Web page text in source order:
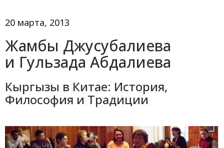
20 марта, 2013
Жамбы Джусубалиева
и Гульзада Абдалиева
Кыргызы в Китае: История,
Философия и Традиции